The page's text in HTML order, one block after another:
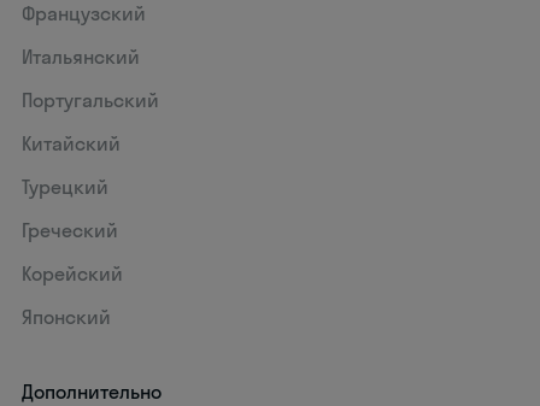
Французский
Итальянский
Португальский
Китайский
Турецкий
Греческий
Корейский
Японский
Дополнительно